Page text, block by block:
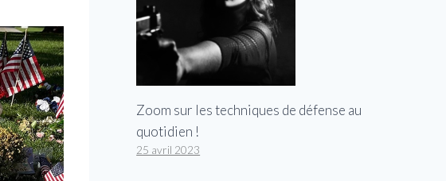
Zoom sur les techniques de défense au
quotidien !
25 avril 2023